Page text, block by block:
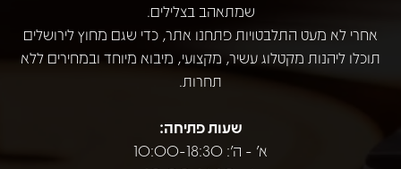
שמתאהב בצלילים.
אחרי לא מעט התלבטויות פתחנו אתר, כדי שגם מחוץ לירושלים
תוכלו ליהנות מקטלוג עשיר, מקצועי, מיבוא מיוחד ובמחירים ללא
תחרות.
שעות פתיחה:
א' - ה': 10:00-18:30